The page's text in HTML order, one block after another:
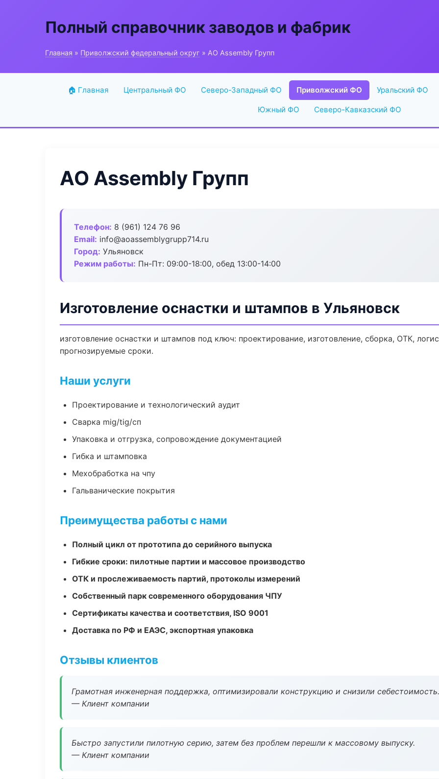
Полный справочник заводов и фабрик
Главная » Приволжский федеральный округ » АО Assembly Групп
🏠 Главная Центральный ФО Северо-Западный ФО Приволжский ФО Уральский ФО
Южный ФО Северо-Кавказский ФО
АО Assembly Групп
Телефон: 8 (961) 124 76 96
Email: info@aoassemblygrupp714.ru
Город: Ульяновск
Режим работы: Пн-Пт: 09:00-18:00, обед 13:00-14:00
Изготовление оснастки и штампов в Ульяновск
изготовление оснастки и штампов под ключ: проектирование, изготовление, сборка, ОТК,
прогнозируемые сроки.
Наши услуги
Проектирование и технологический аудит
Сварка mig/tig/сп
Упаковка и отгрузка, сопровождение документацией
Гибка и штамповка
Мехобработка на чпу
Гальванические покрытия
Преимущества работы с нами
Полный цикл от прототипа до серийного выпуска
Гибкие сроки: пилотные партии и массовое производство
ОТК и прослеживаемость партий, протоколы измерений
Собственный парк современного оборудования ЧПУ
Сертификаты качества и соответствия, ISO 9001
Доставка по РФ и ЕАЭС, экспортная упаковка
Отзывы клиентов
Грамотная инженерная поддержка, оптимизировали конструкцию и снизили себестоимость.
— Клиент компании
Быстро запустили пилотную серию, затем без проблем перешли к массовому выпуску.
— Клиент компании